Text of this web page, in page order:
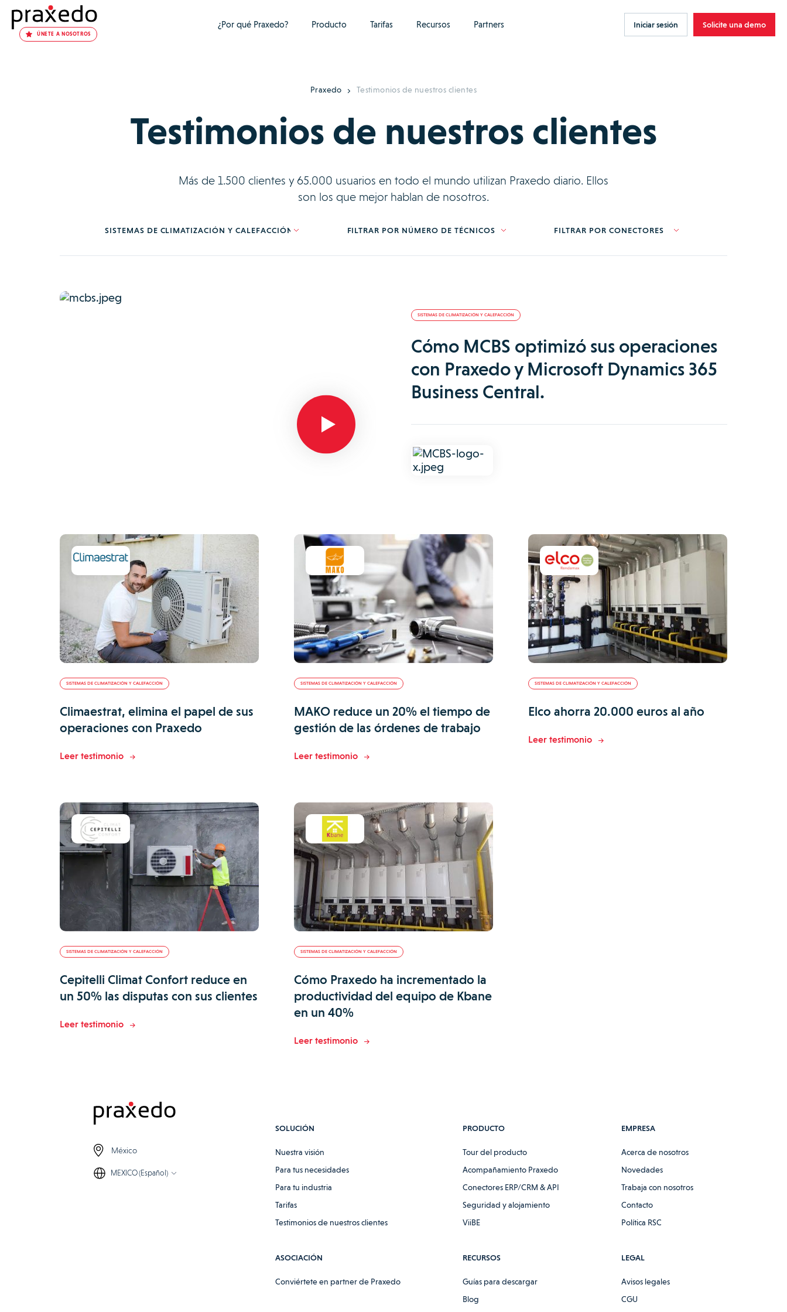
ÚNETE A NOSOTROS
¿Por qué Praxedo? Producto Tarifas Recursos Partners Iniciar sesión Solicite una demo
Praxedo Testimonios de nuestros clientes
Testimonios de nuestros clientes
Más de 1.500 clientes y 65.000 usuarios en todo el mundo utilizan Praxedo diario. Ellos
son los que mejor hablan de nosotros.
SISTEMAS DE CLIMATIZACIÓN Y CALEFACCIÓN
Cómo MCBS optimizó sus operaciones
con Praxedo y Microsoft Dynamics 365
Business Central.
SISTEMAS DE CLIMATIZACIÓN Y CALEFACCIÓN
Climaestrat, elimina el papel de sus
operaciones con Praxedo
Leer testimonio
SISTEMAS DE CLIMATIZACIÓN Y CALEFACCIÓN
MAKO reduce un 20% el tiempo de
gestión de las órdenes de trabajo
Leer testimonio
SISTEMAS DE CLIMATIZACIÓN Y CALEFACCIÓN
Elco ahorra 20.000 euros al año
Leer testimonio
SISTEMAS DE CLIMATIZACIÓN Y CALEFACCIÓN
Cepitelli Climat Confort reduce en
un 50% las disputas con sus clientes
Leer testimonio
SISTEMAS DE CLIMATIZACIÓN Y CALEFACCIÓN
Cómo Praxedo ha incrementado la
productividad del equipo de Kbane
en un 40%
Leer testimonio
México
MEXICO (Español)
SOLUCIÓN
Nuestra visión
Para tus necesidades
Para tu industria
Tarifas
Testimonios de nuestros clientes
ASOCIACIÓN
Conviértete en partner de Praxedo
PRODUCTO
Tour del producto
Acompañamiento Praxedo
Conectores ERP/CRM & API
Seguridad y alojamiento
ViiBE
RECURSOS
Guías para descargar
Blog
EMPRESA
Acerca de nosotros
Novedades
Trabaja con nosotros
Contacto
Política RSC
LEGAL
Avisos legales
CGU